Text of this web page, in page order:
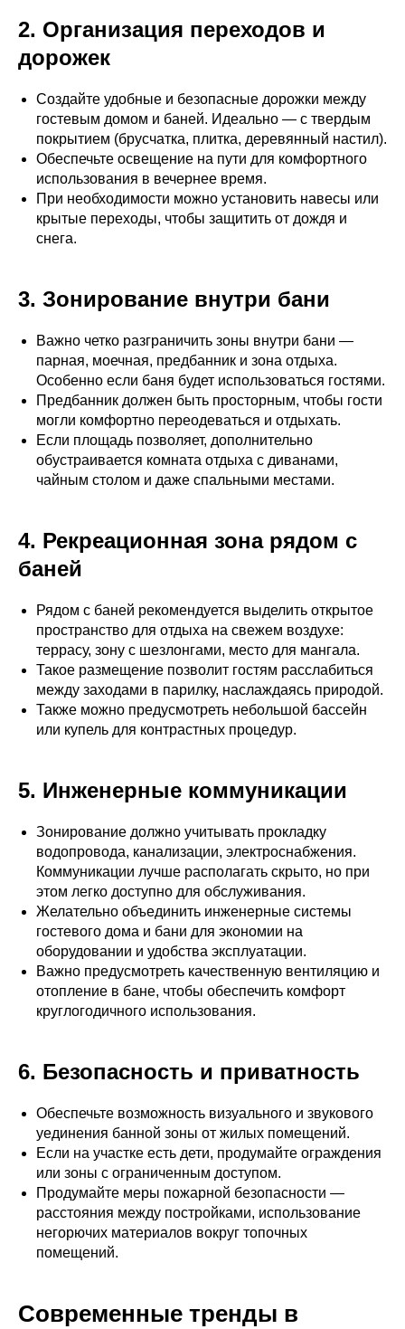
2. Организация переходов и
дорожек
Создайте удобные и безопасные дорожки между
гостевым домом и баней. Идеально — с твердым
покрытием (брусчатка, плитка, деревянный настил).
Обеспечьте освещение на пути для комфортного
использования в вечернее время.
При необходимости можно установить навесы или
крытые переходы, чтобы защитить от дождя и
снега.
3. Зонирование внутри бани
Важно четко разграничить зоны внутри бани —
парная, моечная, предбанник и зона отдыха.
Особенно если баня будет использоваться гостями.
Предбанник должен быть просторным, чтобы гости
могли комфортно переодеваться и отдыхать.
Если площадь позволяет, дополнительно
обустраивается комната отдыха с диванами,
чайным столом и даже спальными местами.
4. Рекреационная зона рядом с
баней
Рядом с баней рекомендуется выделить открытое
пространство для отдыха на свежем воздухе:
террасу, зону с шезлонгами, место для мангала.
Такое размещение позволит гостям расслабиться
между заходами в парилку, наслаждаясь природой.
Также можно предусмотреть небольшой бассейн
или купель для контрастных процедур.
5. Инженерные коммуникации
Зонирование должно учитывать прокладку
водопровода, канализации, электроснабжения.
Коммуникации лучше располагать скрыто, но при
этом легко доступно для обслуживания.
Желательно объединить инженерные системы
гостевого дома и бани для экономии на
оборудовании и удобства эксплуатации.
Важно предусмотреть качественную вентиляцию и
отопление в бане, чтобы обеспечить комфорт
круглогодичного использования.
6. Безопасность и приватность
Обеспечьте возможность визуального и звукового
уединения банной зоны от жилых помещений.
Если на участке есть дети, продумайте ограждения
или зоны с ограниченным доступом.
Продумайте меры пожарной безопасности —
расстояния между постройками, использование
негорючих материалов вокруг топочных
помещений.
Современные тренды в